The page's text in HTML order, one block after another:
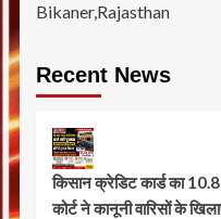
Bikaner,Rajasthan
Recent News
किसान क्रेडिट कार्ड का
कोर्ट ने कानूनी वारिसों के